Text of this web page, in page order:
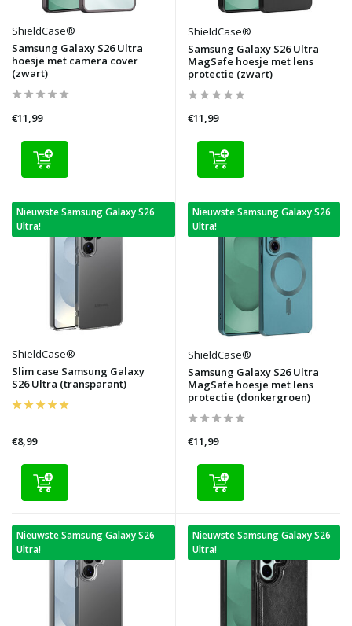
ShieldCase®
Samsung Galaxy S26 Ultra
hoesje met camera cover
(zwart)
€11,99
ShieldCase®
Samsung Galaxy S26 Ultra
MagSafe hoesje met lens
protectie (zwart)
€11,99
Nieuwste Samsung Galaxy S26
Ultra!
ShieldCase®
Slim case Samsung Galaxy
S26 Ultra (transparant)
€8,99
Nieuwste Samsung Galaxy S26
Ultra!
ShieldCase®
Samsung Galaxy S26 Ultra
MagSafe hoesje met lens
protectie (donkergroen)
€11,99
Nieuwste Samsung Galaxy S26
Ultra!
Nieuwste Samsung Galaxy S26
Ultra!